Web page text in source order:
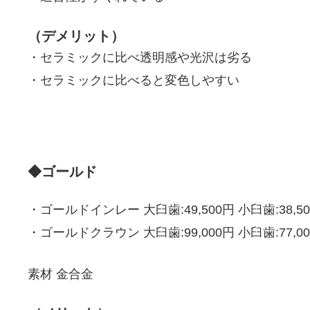
（デメリット）
・セラミックに比べ透明感や光沢は劣る
・セラミックに比べると変色しやすい
◆ゴールド
・ゴールドインレー 大臼歯:49,500円 小臼歯
・ゴールドクラウン 大臼歯:99,000円 小臼歯
素材 金合金